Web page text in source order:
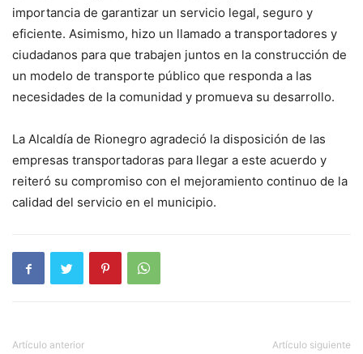
importancia de garantizar un servicio legal, seguro y
eficiente. Asimismo, hizo un llamado a transportadores y
ciudadanos para que trabajen juntos en la construcción de
un modelo de transporte público que responda a las
necesidades de la comunidad y promueva su desarrollo.
La Alcaldía de Rionegro agradeció la disposición de las
empresas transportadoras para llegar a este acuerdo y
reiteró su compromiso con el mejoramiento continuo de la
calidad del servicio en el municipio.
Artículo anterior Artículo siguiente